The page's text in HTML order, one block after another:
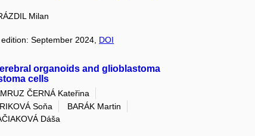
Milan
September 2024, DOI
organoids and glioblastoma
cells
ČERNÁ Kateřina
Soňa
BARÁK Martin
Dáša